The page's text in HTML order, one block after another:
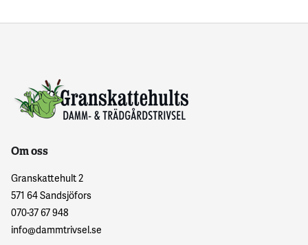
Om oss
Granskattehult 2
571 64 Sandsjöfors
070-37 67 948
info@dammtrivsel.se